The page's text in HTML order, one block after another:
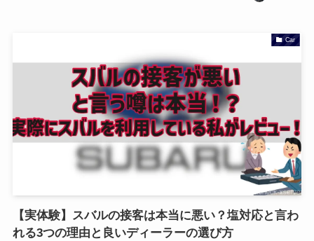
Car
【実体験】スバルの接客は本当に悪い？塩対応と言わ
れる3つの理由と良いディーラーの選び方